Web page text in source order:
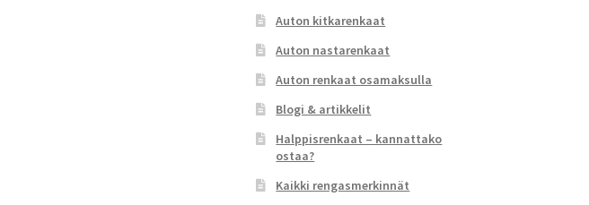
Auton kitkarenkaat
Auton nastarenkaat
Auton renkaat osamaksulla
Blogi & artikkelit
Halppisrenkaat – kannattako
ostaa?
Kaikki rengasmerkinnät